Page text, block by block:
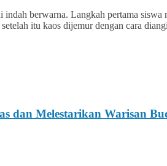
berwarna. Langkah pertama
itu kaos dijemur dengan cara
dan Melestarikan Warisan